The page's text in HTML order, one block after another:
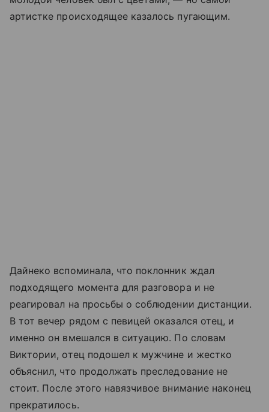
артистке происходящее казалось пугающим.
Дайнеко вспоминала, что поклонник ждал
подходящего момента для разговора и не
реагировал на просьбы о соблюдении дистанции.
В тот вечер рядом с певицей оказался отец, и
именно он вмешался в ситуацию. По словам
Виктории, отец подошел к мужчине и жестко
объяснил, что продолжать преследование не
стоит. После этого навязчивое внимание наконец
прекратилось.